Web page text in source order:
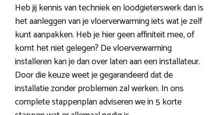
Heb jij kennis van techniek en loodgieterswerk dan is
het aanleggen van je vloerverwarming iets wat je zelf
kunt aanpakken. Heb je hier geen affiniteit mee, of
komt het niet gelegen? De vloerverwarming
installeren kan je dan over laten aan een installateur.
Door die keuze weet je gegarandeerd dat de
installatie zonder problemen zal werken. In ons
complete stappenplan adviseren we in 5 korte